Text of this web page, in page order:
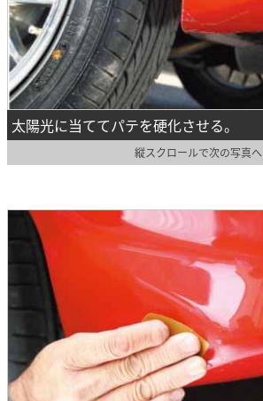
太陽光に当ててパテを硬化させる。
縦スクロールで次の写真へ